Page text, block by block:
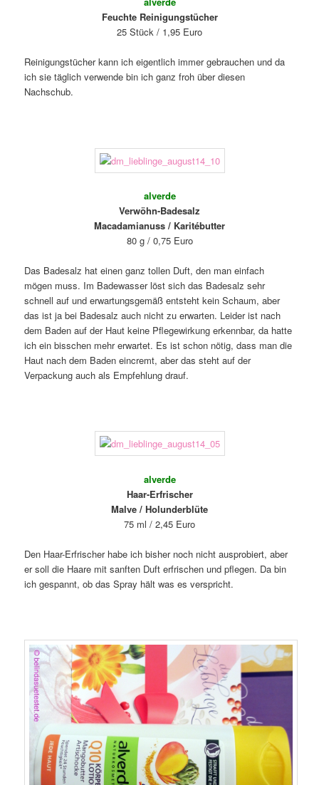
Feuchte Reinigungstücher
25 Stück / 1,95 Euro
Reinigungstücher kann ich eigentlich immer gebrauchen und da
ich sie täglich verwende bin ich ganz froh über diesen
Nachschub.
alverde
Verwöhn-Badesalz
Macadamianuss / Karitébutter
80 g / 0,75 Euro
Das Badesalz hat einen ganz tollen Duft, den man einfach
mögen muss. Im Badewasser löst sich das Badesalz sehr
schnell auf und erwartungsgemäß entsteht kein Schaum, aber
das ist ja bei Badesalz auch nicht zu erwarten. Leider ist nach
dem Baden auf der Haut keine Pflegewirkung erkennbar, da hatte
ich ein bisschen mehr erwartet. Es ist schon nötig, dass man die
Haut nach dem Baden eincremt, aber das steht auf der
Verpackung auch als Empfehlung drauf.
alverde
Haar-Erfrischer
Malve / Holunderblüte
75 ml / 2,45 Euro
Den Haar-Erfrischer habe ich bisher noch nicht ausprobiert, aber
er soll die Haare mit sanften Duft erfrischen und pflegen. Da bin
ich gespannt, ob das Spray hält was es verspricht.